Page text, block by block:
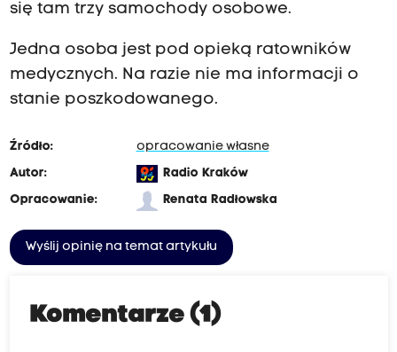
się tam trzy samochody osobowe.
Jedna osoba jest pod opieką ratowników
medycznych. Na razie nie ma informacji o
stanie poszkodowanego.
Źródło:
opracowanie własne
Autor:
Radio Kraków
Opracowanie:
Renata Radłowska
Wyślij opinię na temat artykułu
Komentarze (1)